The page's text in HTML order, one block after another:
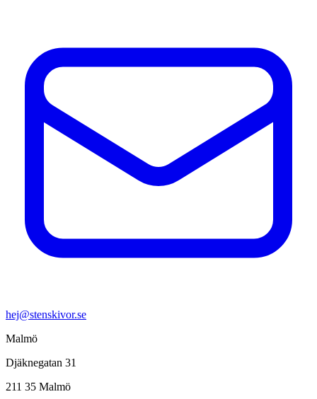
hej@stenskivor.se
Malmö
Djäknegatan 31
211 35 Malmö